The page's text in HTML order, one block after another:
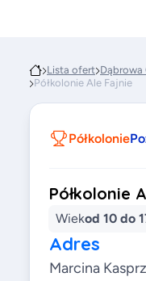
Lista ofert Dąbrowa
Półkolonie Ale Fajnie
Półkolonie
Półkolonie
Wiekod 10 do
Adres
Marcina